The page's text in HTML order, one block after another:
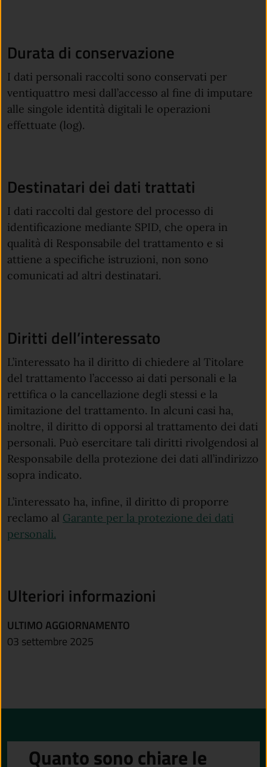
Durata di conservazione
I dati personali raccolti sono conservati per
ventiquattro mesi dall’accesso al fine di imputare
alle singole identità digitali le operazioni
effettuate (log).
Destinatari dei dati trattati
I dati raccolti dal gestore del processo di
identificazione mediante SPID, che opera in
qualità di Responsabile del trattamento e si
attiene a specifiche istruzioni, non sono
comunicati ad altri destinatari.
Diritti dell’interessato
L’interessato ha il diritto di chiedere al Titolare
del trattamento l’accesso ai dati personali e la
rettifica o la cancellazione degli stessi e la
limitazione del trattamento. In alcuni casi ha,
inoltre, il diritto di opporsi al trattamento dei dati
personali. Può esercitare tali diritti rivolgendosi al
Responsabile della protezione dei dati all’indirizzo
sopra indicato.
L’interessato ha, infine, il diritto di proporre
reclamo al Garante per la protezione dei dati
personali.
Ulteriori informazioni
ULTIMO AGGIORNAMENTO
03 settembre 2025
Quanto sono chiare le